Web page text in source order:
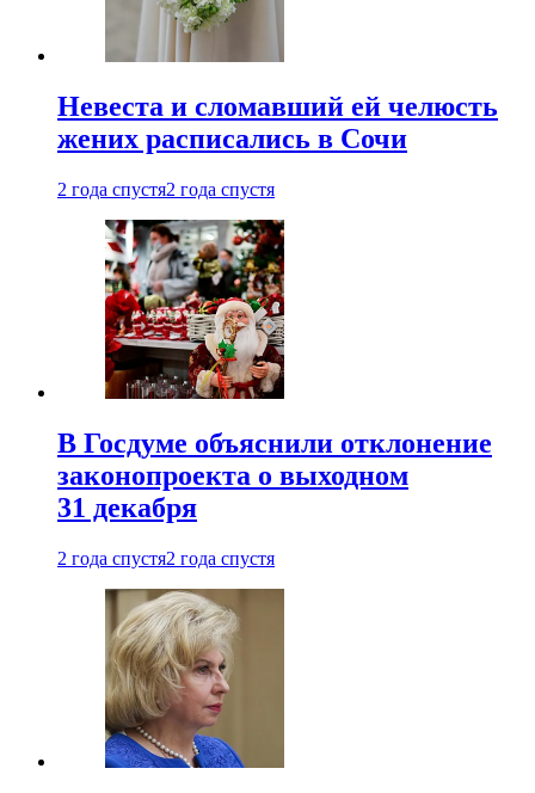
Невеста и сломавший ей челюсть
жених расписались в Сочи
2 года спустя2 года спустя
В Госдуме объяснили отклонение
законопроекта о выходном
31 декабря
2 года спустя2 года спустя